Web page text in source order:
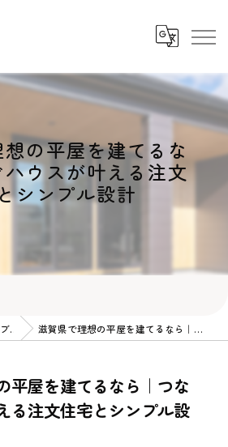
の平屋を建てるな
ハウスが叶える注文
シンプル設計
ブログ 滋賀県で理想の平屋を建てるなら｜つなぐハウスが叶える注文住宅とシンプル設計
平屋を建てるなら｜つな
る注文住宅とシンプル設